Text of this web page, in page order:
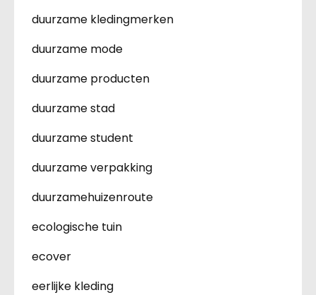
duurzame kledingmerken
duurzame mode
duurzame producten
duurzame stad
duurzame student
duurzame verpakking
duurzamehuizenroute
ecologische tuin
ecover
eerlijke kleding